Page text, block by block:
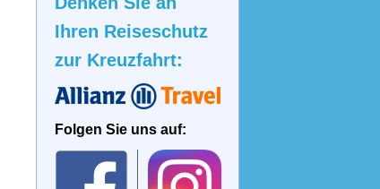
Ihren Reiseschutz
zur Kreuzfahrt:
Folgen Sie uns auf: